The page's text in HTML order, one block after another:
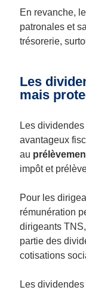
En revanche,
patronales et
trésorerie,
Les
mais
Les
avantageux
au
impôt et
Pour les
rémunération
dirigeants
partie des
cotisations
Les